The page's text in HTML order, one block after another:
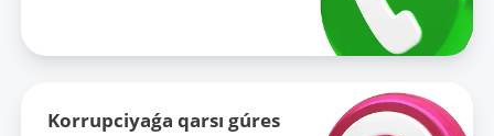
Korrupciyaǵa qarsı gúres